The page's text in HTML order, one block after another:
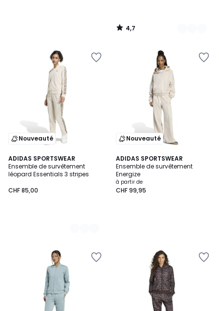
4,7
/
Nouveauté
ADIDAS SPORTSWEAR
Ensemble de survêtement
léopard Essentials 3 stripes
CHF 85,00
2
Couleurs
Nouveauté
ADIDAS SPORTSWEAR
Ensemble de survêtement
Energize
à partir de
CHF 99,95